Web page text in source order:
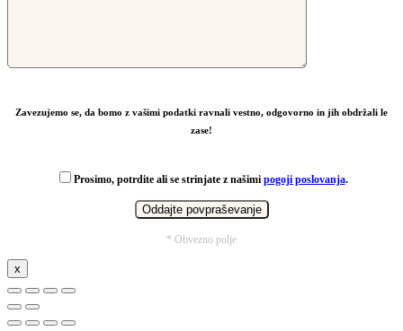
Zavezujemo se, da bomo z vašimi podatki ravnali vestno, odgovorno in jih obdržali le
zase!
Prosimo, potrdite ali se strinjate z našimi pogoji poslovanja.
* Obvezno polje
x